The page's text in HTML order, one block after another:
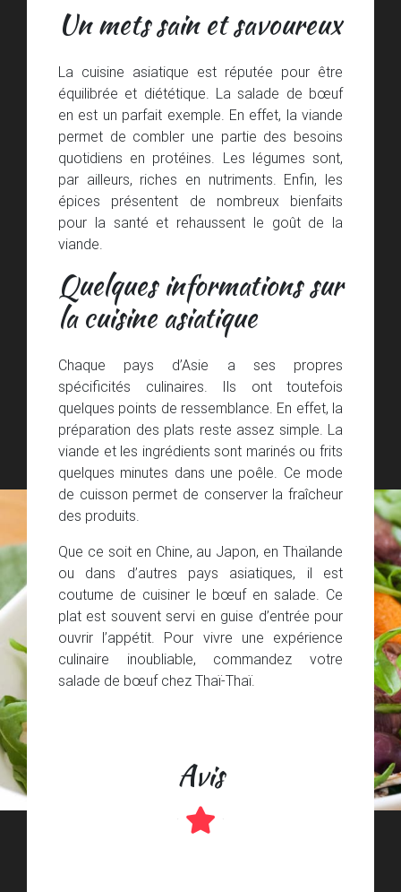
Un mets sain et savoureux
La cuisine asiatique est réputée pour être
équilibrée et diététique. La salade de bœuf
en est un parfait exemple. En effet, la viande
permet de combler une partie des besoins
quotidiens en protéines. Les légumes sont,
par ailleurs, riches en nutriments. Enfin, les
épices présentent de nombreux bienfaits
pour la santé et rehaussent le goût de la
viande.
Quelques informations sur
la cuisine asiatique
Chaque pays d’Asie a ses propres
spécificités culinaires. Ils ont toutefois
quelques points de ressemblance. En effet, la
préparation des plats reste assez simple. La
viande et les ingrédients sont marinés ou frits
quelques minutes dans une poêle. Ce mode
de cuisson permet de conserver la fraîcheur
des produits.
Que ce soit en Chine, au Japon, en Thaïlande
ou dans d’autres pays asiatiques, il est
coutume de cuisiner le bœuf en salade. Ce
plat est souvent servi en guise d’entrée pour
ouvrir l’appétit. Pour vivre une expérience
culinaire inoubliable, commandez votre
salade de bœuf chez Thaï-Thaï.
Avis